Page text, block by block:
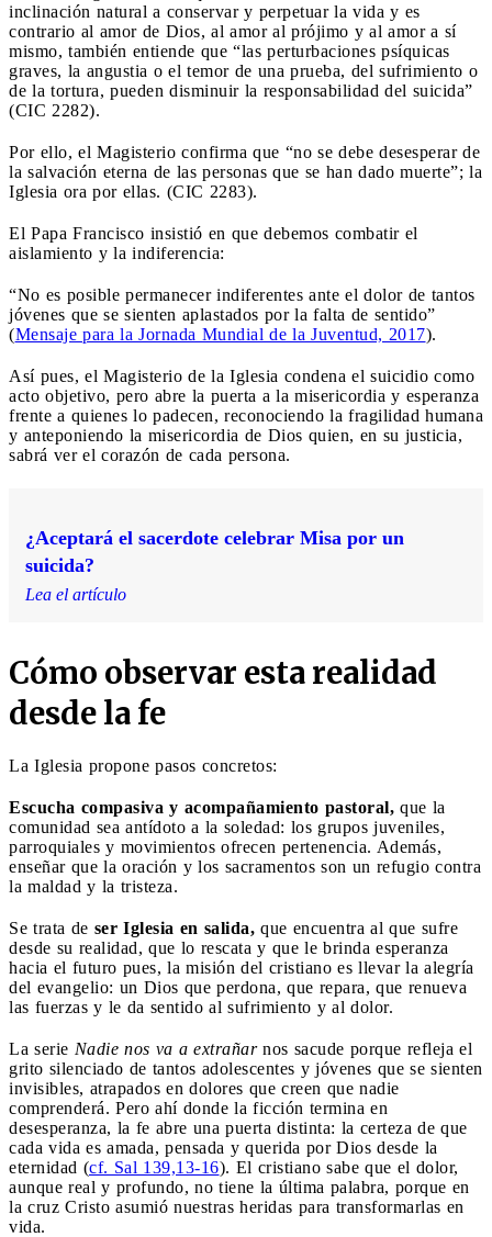
inclinación natural a conservar y perpetuar la vida y es
contrario al amor de Dios, al amor al prójimo y al amor a sí
mismo, también entiende que “las perturbaciones psíquicas
graves, la angustia o el temor de una prueba, del sufrimiento o
de la tortura, pueden disminuir la responsabilidad del suicida”
(CIC 2282).
Por ello, el Magisterio confirma que “no se debe desesperar de
la salvación eterna de las personas que se han dado muerte”; la
Iglesia ora por ellas. (CIC 2283).
El Papa Francisco insistió en que debemos combatir el
aislamiento y la indiferencia:
“No es posible permanecer indiferentes ante el dolor de tantos
jóvenes que se sienten aplastados por la falta de sentido”
(Mensaje para la Jornada Mundial de la Juventud, 2017).
Así pues, el Magisterio de la Iglesia condena el suicidio como
acto objetivo, pero abre la puerta a la misericordia y esperanza
frente a quienes lo padecen, reconociendo la fragilidad humana
y anteponiendo la misericordia de Dios quien, en su justicia,
sabrá ver el corazón de cada persona.
¿Aceptará el sacerdote celebrar Misa por un
suicida?
Lea el artículo
Cómo observar esta realidad
desde la fe
La Iglesia propone pasos concretos:
Escucha compasiva y acompañamiento pastoral, que la
comunidad sea antídoto a la soledad: los grupos juveniles,
parroquiales y movimientos ofrecen pertenencia. Además,
enseñar que la oración y los sacramentos son un refugio contra
la maldad y la tristeza.
Se trata de ser Iglesia en salida, que encuentra al que sufre
desde su realidad, que lo rescata y que le brinda esperanza
hacia el futuro pues, la misión del cristiano es llevar la alegría
del evangelio: un Dios que perdona, que repara, que renueva
las fuerzas y le da sentido al sufrimiento y al dolor.
La serie Nadie nos va a extrañarnos sacude porque refleja el
grito silenciado de tantos adolescentes y jóvenes que se sienten
invisibles, atrapados en dolores que creen que nadie
comprenderá. Pero ahí donde la ficción termina en
desesperanza, la fe abre una puerta distinta: la certeza de que
cada vida es amada, pensada y querida por Dios desde la
eternidad (cf. Sal 139,13-16). El cristiano sabe que el dolor,
aunque real y profundo, no tiene la última palabra, porque en
la cruz Cristo asumió nuestras heridas para transformarlas en
vida.